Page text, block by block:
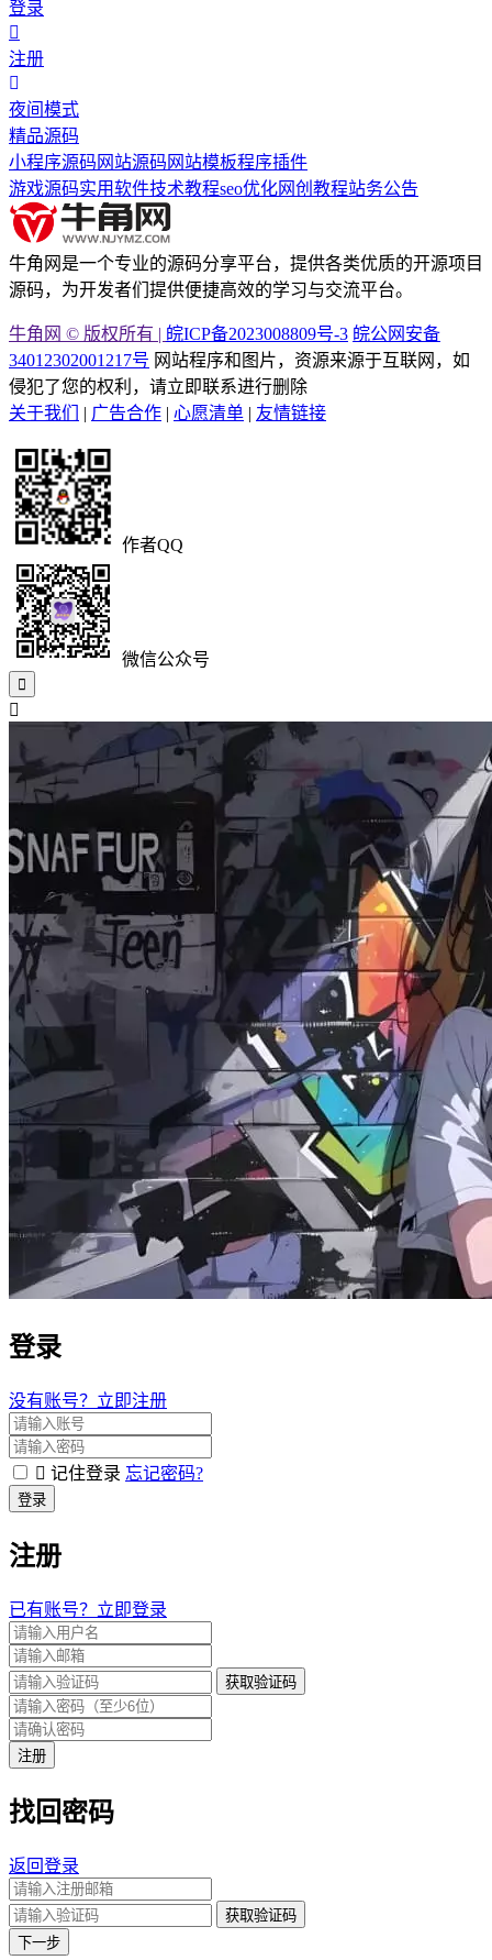
登录
注册
夜间模式
精品源码
小程序源码 网站源码 网站模板程序插件
游戏源码实用软件技术教程seo优化网创教程站务公告
牛角网是一个专业的源码分享平台，提供各类优质的开源项目
源码，为开发者们提供便捷高效的学习与交流平台。
牛角网 © 版权所有 | 皖ICP备2023008809号-3 皖公网安备
34012302001217号 网站程序和图片，资源来源于互联网，如
侵犯了您的权利，请立即联系进行删除
关于我们
| 广告合作 | 心愿清单 | 友情链接
作者QQ
微信公众号
登录
没有账号？立即注册
记住登录 忘记密码?
登录
注册
已有账号？立即登录
获取验证码
注册
找回密码
返回登录
获取验证码
下一步